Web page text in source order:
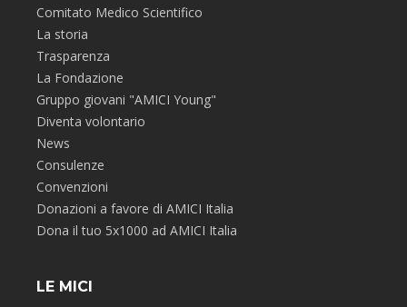
Comitato Medico Scientifico
La storia
Trasparenza
La Fondazione
Gruppo giovani "AMICI Young"
Diventa volontario
News
Consulenze
Convenzioni
Donazioni a favore di AMICI Italia
Dona il tuo 5x1000 ad AMICI Italia
LE MICI